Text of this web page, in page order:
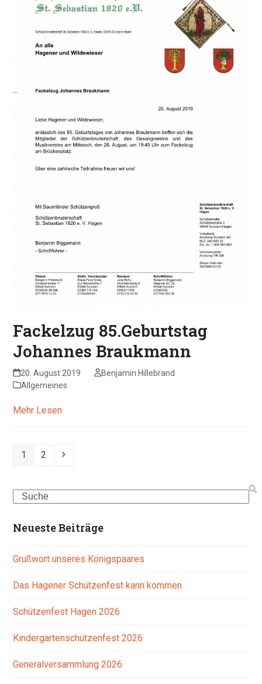
Fackelzug 85.Geburtstag
Johannes Braukmann
20. August 2019
Benjamin Hillebrand
Allgemeines
Mehr Lesen
Seite
1 Seite
2 Vorwärts
Search
Neueste Beiträge
Grußwort unseres Königspaares
Das Hagener Schützenfest kann kommen
Schützenfest Hagen 2026
Kindergartenschützenfest 2026
Generalversammlung 2026